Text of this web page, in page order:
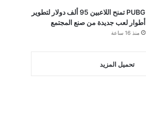
PUBG تمنح اللاعبين 95 ألف دولار لتطوير
أطوار لعب جديدة من صنع المجتمع
منذ 16 ساعة
تحميل المزيد